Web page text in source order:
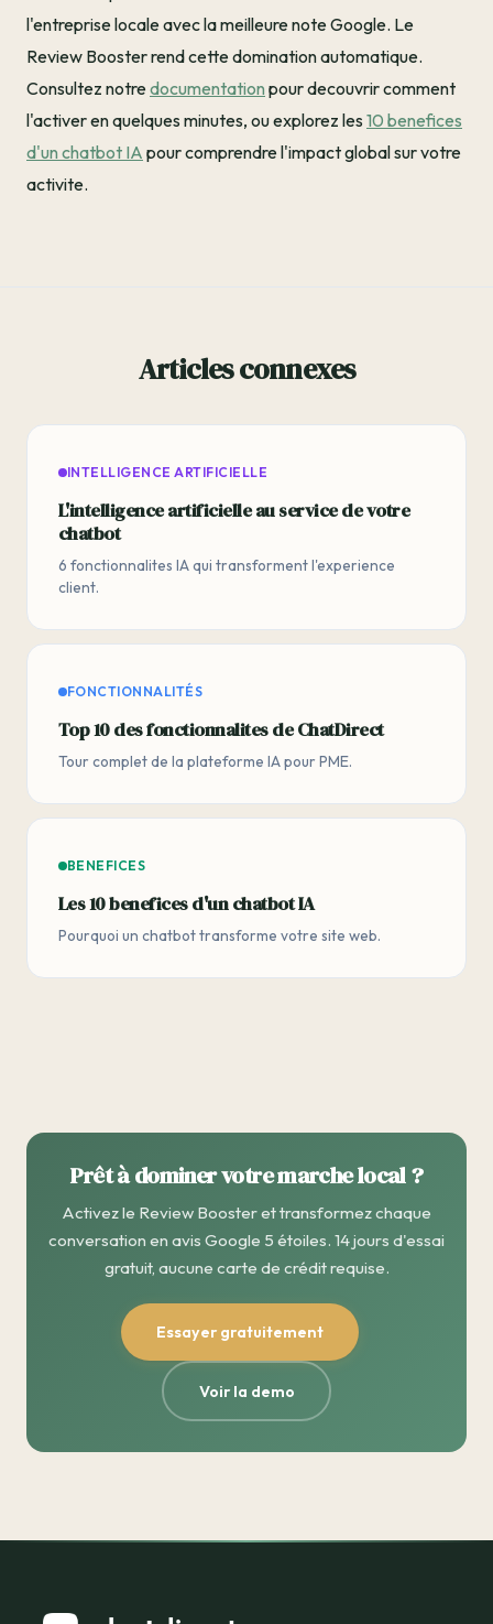
l'entreprise locale avec la meilleure note Google. Le
Review Booster rend cette domination automatique.
Consultez notredocumentation pour decouvrir comment
l'activer en quelques minutes, ou explorez les 10 benefices
d'un chatbot IA pour comprendre l'impact global sur votre
activite.
Articles connexes
INTELLIGENCE ARTIFICIELLE
L'intelligence artificielle au service de votre
chatbot
6 fonctionnalites IA qui transforment l'experience
client.
FONCTIONNALITÉS
Top 10 des fonctionnalites de ChatDirect
Tour complet de la plateforme IA pour PME.
BENEFICES
Les 10 benefices d'un chatbot IA
Pourquoi un chatbot transforme votre site web.
Prêt à dominer votre marche local ?
Activez le Review Booster et transformez chaque
conversation en avis Google 5 étoiles. 14 jours d'essai
gratuit, aucune carte de crédit requise.
Essayer gratuitement
Voir la demo